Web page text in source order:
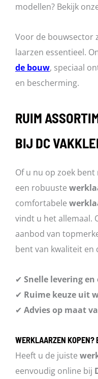
modellen? Bekijk
Voor de bouwsector
laarzen essentieel.
de bouw, speciaal
en bescherming.
RUIM
BIJ DC
Of u nu op zoek bent
een robuuste
comfortabele
vindt u het allemaal.
aanbod van
bent van kwaliteit en
✔ Snelle levering
✔ Ruime keuze uit
✔ Advies op maat
WERKLAARZEN KOPEN?
Heeft u de juiste
eenvoudig online bij